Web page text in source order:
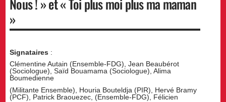
Nous ! » et « Toi plus moi plus ma maman
»
Signataires :
Clémentine Autain (Ensemble-FDG), Jean Beaubérot
(Sociologue), Saïd Bouamama (Sociologue), Alima
Boumedienne
(Militante Ensemble), Houria Bouteldja (PIR), Hervé Bramy
(PCF), Patrick Braouezec, (Ensemble-FDG), Félicien